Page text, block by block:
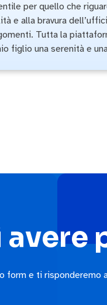
per quello che
e alla bravura
Tutta la
figlio una serenità e
avere
form e ti risponderemo